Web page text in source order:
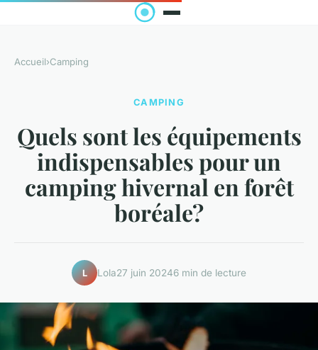
Accueil›Camping
CAMPING
Quels sont les équipements
indispensables pour un
camping hivernal en forêt
boréale?
L Lola27 juin 20246 min de lecture